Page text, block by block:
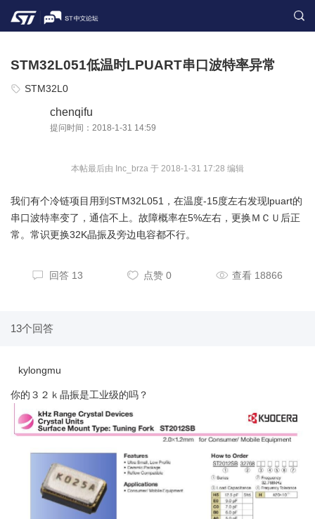
STM32L051低温时LPUART串口波特率异常
STM32L0
chenqifu
提问时间：2018-1-31 14:59
本帖最后由 Inc_brza 于 2018-1-31 17:28 编辑
我们有个冷链项目用到STM32L051，在温度-15度左右发现lpuart的
串口波特率变了，通信不上。故障概率在5%左右，更换ＭＣＵ后正
常。常识更换32K晶振及旁边电容都不行。
回答 13 点赞 0 查看 18866
13个回答
kylongmu
你的３２ｋ晶振是工业级的吗？